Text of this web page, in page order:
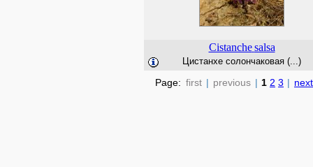
Cistanche salsa
Цистанхе солончаковая (...)
Page: first | previous | 1 2 3 | next